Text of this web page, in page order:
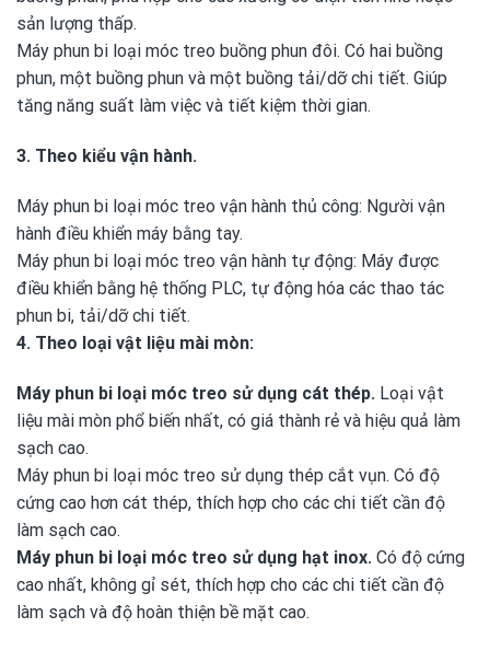
sản lượng thấp.
Máy phun bi loại móc treo buồng phun đôi. Có hai buồng
phun, một buồng phun và một buồng tải/dỡ chi tiết. Giúp
tăng năng suất làm việc và tiết kiệm thời gian.
3. Theo kiểu vận hành.
Máy phun bi loại móc treo vận hành thủ công: Người vận
hành điều khiển máy bằng tay.
Máy phun bi loại móc treo vận hành tự động: Máy được
điều khiển bằng hệ thống PLC, tự động hóa các thao tác
phun bi, tải/dỡ chi tiết.
4. Theo loại vật liệu mài mòn:
Máy phun bi loại móc treo sử dụng cát thép. Loại vật
liệu mài mòn phổ biến nhất, có giá thành rẻ và hiệu quả làm
sạch cao.
Máy phun bi loại móc treo sử dụng thép cắt vụn. Có độ
cứng cao hơn cát thép, thích hợp cho các chi tiết cần độ
làm sạch cao.
Máy phun bi loại móc treo sử dụng hạt inox. Có độ cứng
cao nhất, không gỉ sét, thích hợp cho các chi tiết cần độ
làm sạch và độ hoàn thiện bề mặt cao.